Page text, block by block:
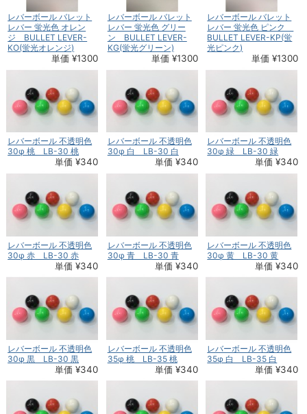
レバーボール バレット
レバー 蛍光色 オレン
ジ BULLET LEVER-
KO(蛍光オレンジ)
単価 ¥1300
レバーボール バレット
レバー 蛍光色 グリー
ン BULLET LEVER-
KG(蛍光グリーン)
単価 ¥1300
レバーボール バレット
レバー 蛍光色 ピンク
BULLET LEVER-KP(蛍
光ピンク)
単価 ¥1300
レバーボール 不透明色
30φ 桃 LB-30 桃
単価 ¥340
レバーボール 不透明色
30φ 白 LB-30 白
単価 ¥340
レバーボール 不透明色
30φ 緑 LB-30 緑
単価 ¥340
レバーボール 不透明色
30φ 赤 LB-30 赤
単価 ¥340
レバーボール 不透明色
30φ 青 LB-30 青
単価 ¥340
レバーボール 不透明色
30φ 黄 LB-30 黄
単価 ¥340
レバーボール 不透明色
30φ 黒 LB-30 黒
単価 ¥340
レバーボール 不透明色
35φ 桃 LB-35 桃
単価 ¥340
レバーボール 不透明色
35φ 白 LB-35 白
単価 ¥340